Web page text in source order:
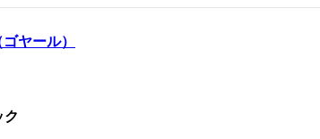
ゴヤール）
ク